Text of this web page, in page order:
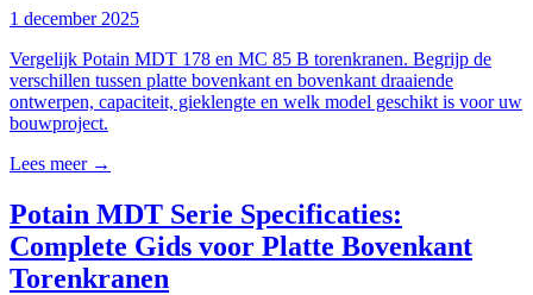
1 december 2025
Vergelijk Potain MDT 178 en MC 85 B torenkranen. Begrijp de
verschillen tussen platte bovenkant en bovenkant draaiende
ontwerpen, capaciteit, gieklengte en welk model geschikt is voor uw
bouwproject.
Lees meer →
Potain MDT Serie Specificaties:
Complete Gids voor Platte Bovenkant
Torenkranen